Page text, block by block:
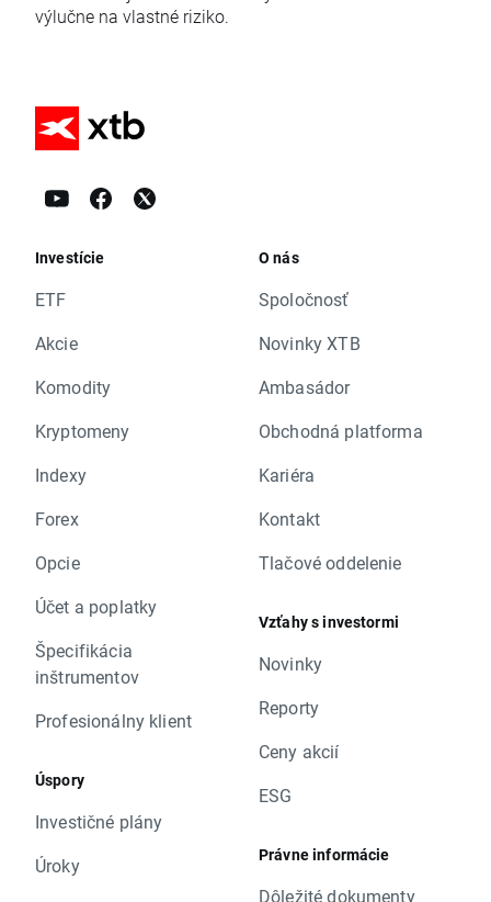
výlučne na vlastné riziko.
Investície
ETF
Akcie
Komodity
Kryptomeny
Indexy
Forex
Opcie
Účet a poplatky
Špecifikácia
inštrumentov
Profesionálny klient
Úspory
Investičné plány
Úroky
O nás
Spoločnosť
Novinky XTB
Ambasádor
Obchodná platforma
Kariéra
Kontakt
Tlačové oddelenie
Vzťahy s investormi
Novinky
Reporty
Ceny akcií
ESG
Právne informácie
Dôležité dokumenty